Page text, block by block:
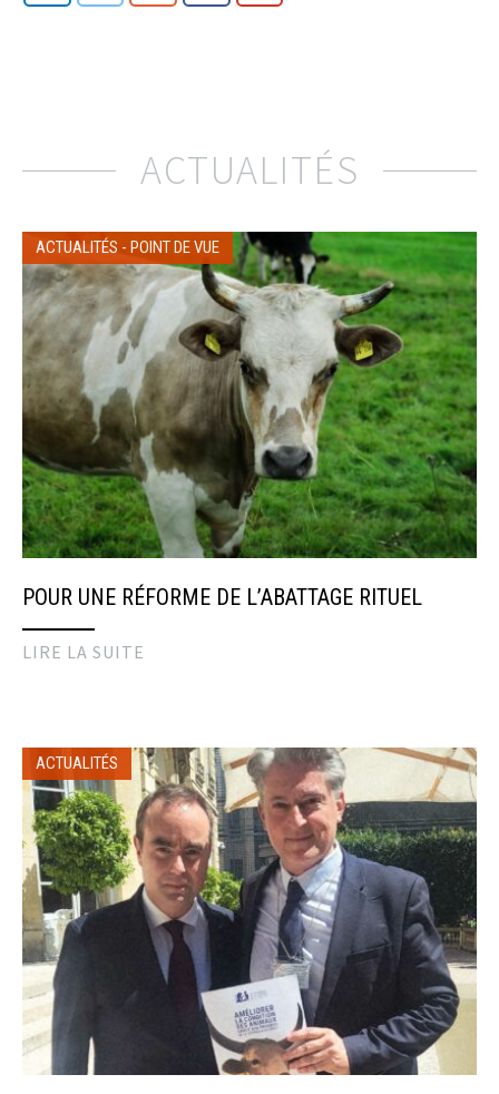
ACTUALITÉS
ACTUALITÉS - POINT DE VUE
POUR UNE RÉFORME DE L’ABATTAGE RITUEL
LIRE LA SUITE
ACTUALITÉS